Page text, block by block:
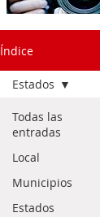
Índice
Todas las
entradas
Local
Municipios
Estados
Estados